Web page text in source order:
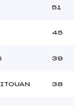
51
45
39
38